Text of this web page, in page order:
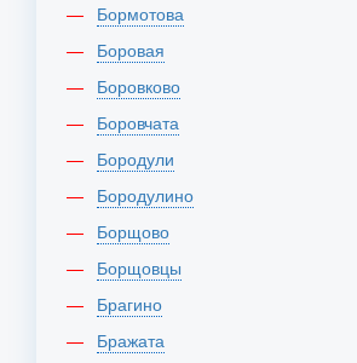
Бормотова
Боровая
Боровково
Боровчата
Бородули
Бородулино
Борщово
Борщовцы
Брагино
Бражата